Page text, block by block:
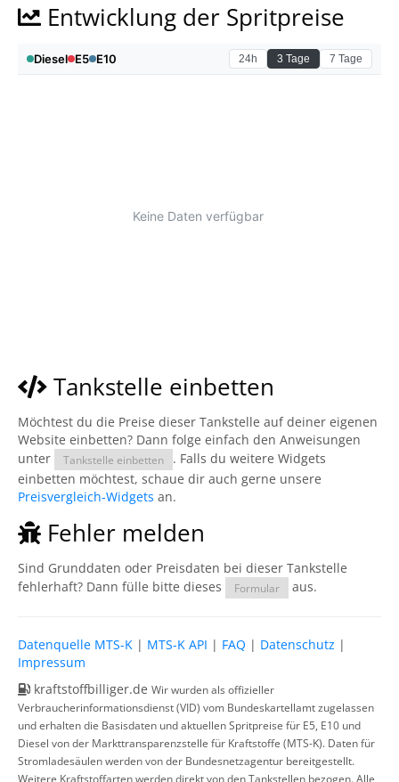
Entwicklung der Spritpreise
Tankstelle einbetten
Möchtest du die Preise dieser Tankstelle auf deiner eigenen
Website einbetten? Dann folge einfach den Anweisungen
unter
Tankstelle einbetten
. Falls du weitere Widgets
einbetten möchtest, schaue dir auch gerne unsere
Preisvergleich-Widgets an.
Fehler melden
Sind Grunddaten oder Preisdaten bei dieser Tankstelle
fehlerhaft? Dann fülle bitte dieses
Formular aus.
Datenquelle MTS-K | MTS-K API | FAQ | Datenschutz |
Impressum
kraftstoffbilliger.de Wir wurden als offizieller
Verbraucherinformationsdienst (VID) vom Bundeskartellamt zugelassen
und erhalten die Basisdaten und aktuellen Spritpreise für E5, E10 und
Diesel von der Markttransparenzstelle für Kraftstoffe (MTS-K). Daten für
Stromladesäulen werden von der Bundesnetzagentur bereitgestellt.
Weitere Kraftstoffarten werden direkt von den Tankstellen bezogen. Alle